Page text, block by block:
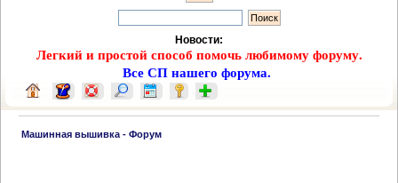
Новости:
Легкий и простой способ помочь любимому форуму.
Все СП нашего форума.
Машинная вышивка - Форум